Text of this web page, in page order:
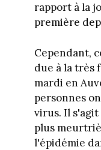
rapport à la
première
Cependant,
due à la très
mardi en
personnes
virus. Il
plus
l'épidémie